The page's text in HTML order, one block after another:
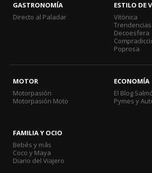
GASTRONOMÍA
Directo al Paladar
ESTILO DE
Vitónica
Trendencias
Decoesfera
Poprosa
MOTOR
Motorpasión
Motorpasión Moto
ECONOMÍA
El Blog
Pymes y
FAMILIA Y OCIO
Bebés y más
Coco y Maya
Diario del Viajero